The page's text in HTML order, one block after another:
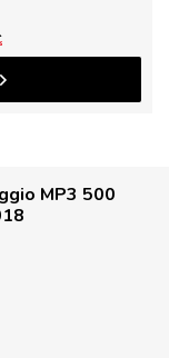
MP3 500